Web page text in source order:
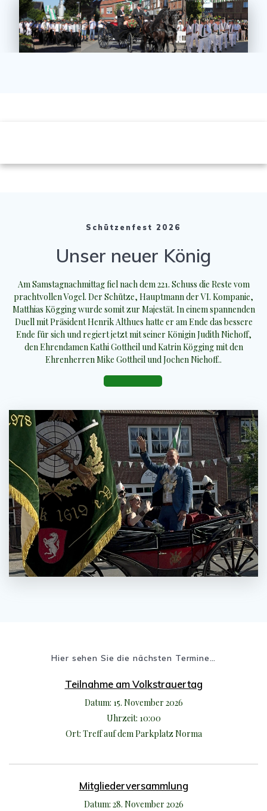
Schützenfest 2026
Unser neuer König
Am Samstagnachmittag fiel nach dem 221. Schuss die Reste vom
prachtvollen Vogel. Der Schütze, Hauptmann der VI. Kompanie,
Matthias Kögging wurde somit zur Majestät. In einem spannenden
Duell mit Präsident Henrik Althues hatte er am Ende das bessere
Ende für sich und regiert jetzt mit seiner Königin Judith Niehoff,
den Ehrendamen Kathi Gottheil und Katrin Kögging mit den
Ehrenherren Mike Gottheil und Jochen Niehoff..
Hier sehen Sie die nächsten Termine…
Teilnahme am Volkstrauertag
Datum: 15. November 2026
Uhrzeit: 10:00
Ort: Treff auf dem Parkplatz Norma
Mitgliederversammlung
Datum: 28. November 2026